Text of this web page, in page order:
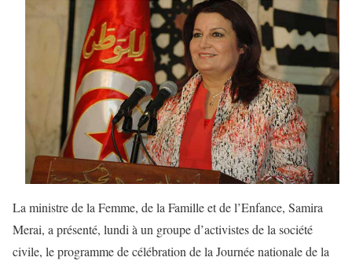
La ministre de la Femme, de la Famille et de l’Enfance, Samira
Merai, a présenté, lundi à un groupe d’activistes de la société
civile, le programme de célébration de la Journée nationale de la